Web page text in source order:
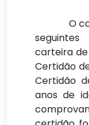
O
carteira de
Certidão
Certidão
anos de